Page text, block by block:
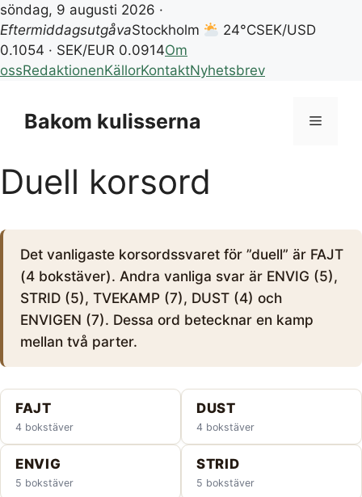
söndag, 9 augusti 2026 ·
EftermiddagsutgåvaStockholm 24°CSEK/USD
0.1054 · SEK/EUR 0.0914Om
ossRedaktionenKällorKontaktNyhetsbrev
innehållBakom kulisserna Meny
Duell korsord
Det vanligaste korsordssvaret för ”duell” är FAJT
(4 bokstäver). Andra vanliga svar är ENVIG (5),
STRID (5), TVEKAMP (7), DUST (4) och
ENVIGEN (7). Dessa ord betecknar en kamp
mellan två parter.
FAJT
4 bokstäver
DUST
4 bokstäver
ENVIG
5 bokstäver
STRID
5 bokstäver